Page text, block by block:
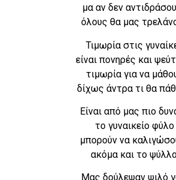
μα αν δεν
όλους θα μας
Τιμωρία στις
είναι πονηρές και
τιμωρία για να
δίχως άντρα τι θα
Είναι από μας πιο
το γυναικείο φύλο
μπορούν να
ακόμα και το
Μας δούλεψαν ψιλό